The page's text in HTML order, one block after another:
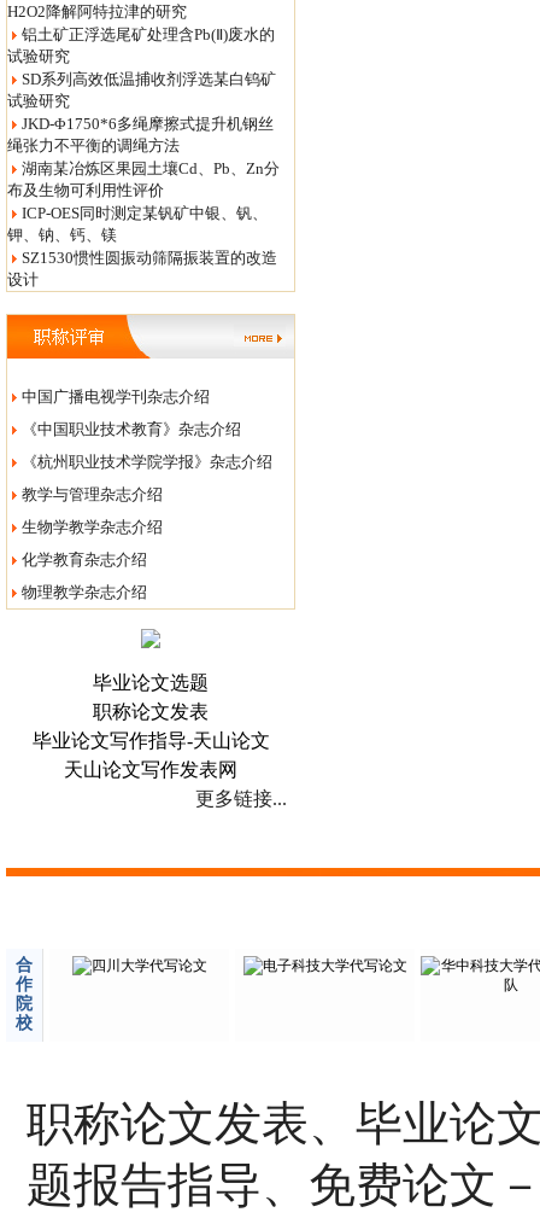
H2O2降解阿特拉津的研究
铝土矿正浮选尾矿处理含Pb(Ⅱ)废水的
试验研究
SD系列高效低温捕收剂浮选某白钨矿
试验研究
JKD-Φ1750*6多绳摩擦式提升机钢丝
绳张力不平衡的调绳方法
湖南某冶炼区果园土壤Cd、Pb、Zn分
布及生物可利用性评价
ICP-OES同时测定某钒矿中银、钒、
钾、钠、钙、镁
SZ1530惯性圆振动筛隔振装置的改造
设计
中国广播电视学刊杂志介绍
《中国职业技术教育》杂志介绍
《杭州职业技术学院学报》杂志介绍
教学与管理杂志介绍
生物学教学杂志介绍
化学教育杂志介绍
物理教学杂志介绍
毕业论文选题
职称论文发表
毕业论文写作指导-天山论文
天山论文写作发表网
更多链接...
合
作
院
校
职称论文发表、毕业论
题报告指导、免费论文